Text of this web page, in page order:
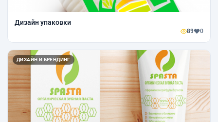
Дизайн упаковки
89 0
ДИЗАЙН И БРЕНДИНГ